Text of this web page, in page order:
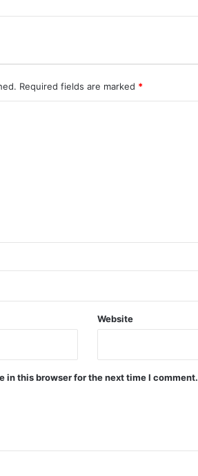
Required fields are marked *
Website
in this browser for the next time I comment.